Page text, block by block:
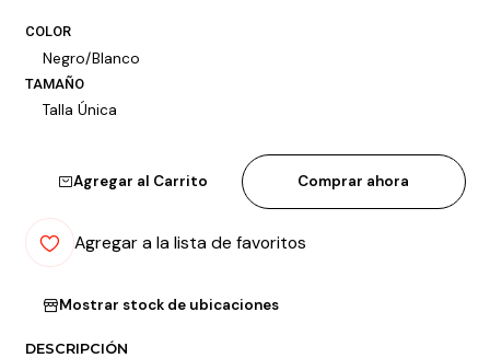
COLOR
Negro/Blanco
TAMAÑO
Talla Única
Agregar al Carrito Comprar ahora
Agregar a la lista de favoritos
Mostrar stock de ubicaciones
DESCRIPCIÓN